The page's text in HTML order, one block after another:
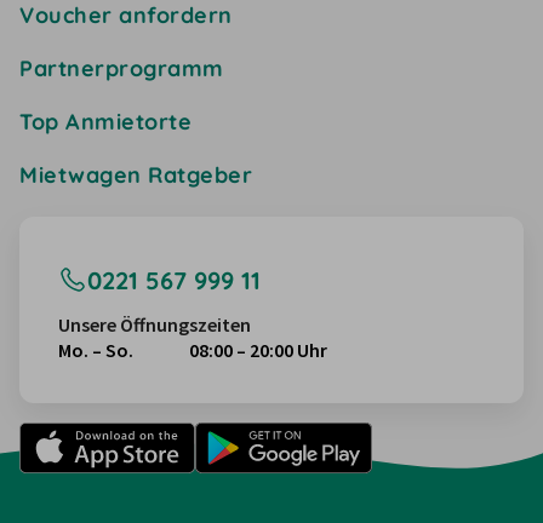
Voucher anfordern
Partnerprogramm
Top Anmietorte
Mietwagen Ratgeber
0221 567 999 11
Unsere Öffnungszeiten
Mo. – So.
08:00 – 20:00 Uhr